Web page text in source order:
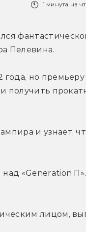
1 минута на
Пелевина.
но
получить
и узнает,
«Generation
лицом,